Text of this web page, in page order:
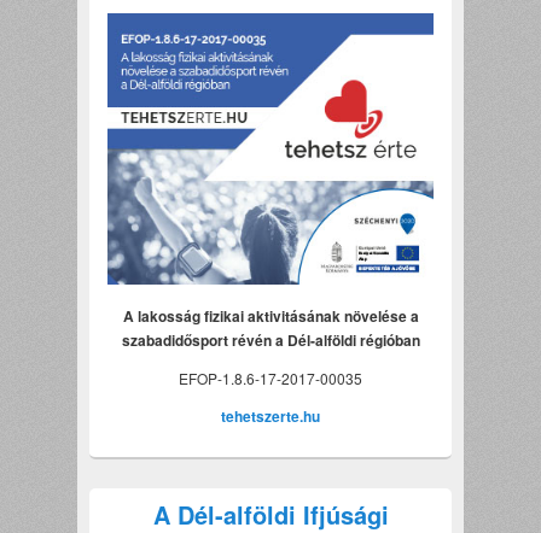
A lakosság fizikai aktivitásának növelése a
szabadidősport révén a Dél-alföldi régióban
EFOP-1.8.6-17-2017-00035
tehetszerte.hu
A Dél-alföldi Ifjúsági